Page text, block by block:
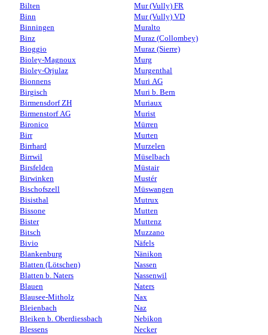
Bilten
Binn
Binningen
Binz
Bioggio
Bioley-Magnoux
Bioley-Orjulaz
Bionnens
Birgisch
Birmensdorf ZH
Birmenstorf AG
Bironico
Birr
Birrhard
Birrwil
Birsfelden
Birwinken
Bischofszell
Bisisthal
Bissone
Bister
Bitsch
Bivio
Blankenburg
Blatten (Lötschen)
Blatten b. Naters
Blauen
Blausee-Mitholz
Bleienbach
Bleiken b. Oberdiessbach
Blessens
Mur (Vully) FR
Mur (Vully) VD
Muralto
Muraz (Collombey)
Muraz (Sierre)
Murg
Murgenthal
Muri AG
Muri b. Bern
Muriaux
Murist
Mürren
Murten
Murzelen
Müselbach
Müstair
Mustér
Müswangen
Mutrux
Mutten
Muttenz
Muzzano
Näfels
Nänikon
Nassen
Nassenwil
Naters
Nax
Naz
Nebikon
Necker